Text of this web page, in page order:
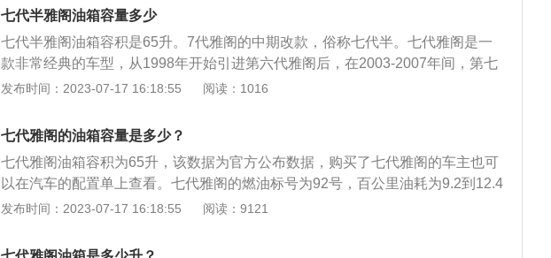
七代半雅阁油箱容量多少
七代半雅阁油箱容积是65升。7代雅阁的中期改款，俗称七代半。七代雅阁是一
款非常经典的车型，从1998年开始引进第六代雅阁后，在2003-2007年间，第七
代雅阁横空出世，拿下了国内外的多项汽车大奖，足以见其受欢迎程度。是当时
自我，达到更高一级的优异性能，并且创下连续19个月同级车销量冠军纪录。油
箱容积决定了行驶里程，对于两辆发动机完全相同的汽车来说，油箱越大的车辆
跑得越远。普通汽车只有一个汽油箱，越野车一般有两个汽油箱，以适应特殊要
求。汽车油箱的储备里程（一次性加满汽油可连续行驶的里程）为200-400km。
油箱通常是密闭的，这样可防止汽油因激荡而溅出及油箱内汽油蒸气的溢出。
发布时间：2023-07-17 16:18:55 阅读：1016
七代雅阁的油箱容量是多少？
七代雅阁油箱容积为65升，该数据为官方公布数据，购买了七代雅阁的车主也可
以在汽车的配置单上查看。七代雅阁的燃油标号为92号，百公里油耗为9.2到12.4
L，加满一箱油可以跑的里程为524到707km。日常行驶过程中，需要随时注意油
题，油量的数值会真实的反应到油表上。仪表的燃油表一般有5到6格，一般燃油
发布时间：2023-07-17 16:18:55 阅读：9121